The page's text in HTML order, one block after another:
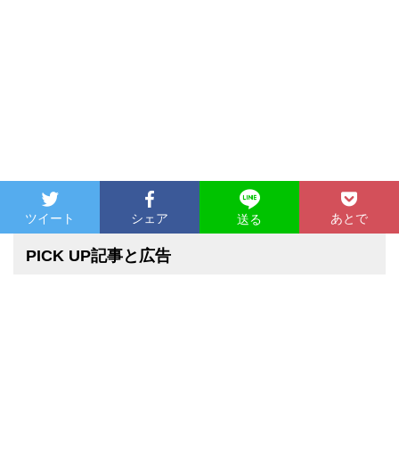
ツイート シェア 送る あとで
PICK UP記事と広告